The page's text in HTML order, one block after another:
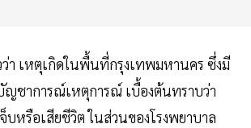
า เหตุเกิดในพื้นที่กรุงเทพมหานคร ซึ่งมี
ชาการณ์เหตุการณ์ เบื้องต้นทราบว่า
บหรือเสียชีวิต ในส่วนของโรงพยาบาล